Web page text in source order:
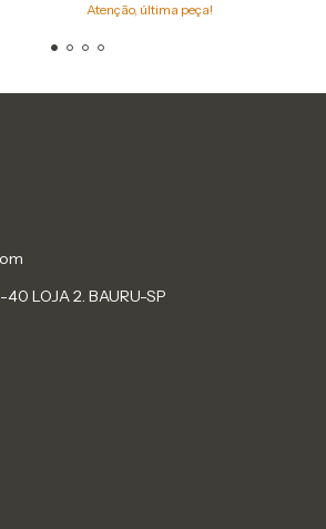
Atenção, última peça!
40 LOJA 2. BAURU-SP